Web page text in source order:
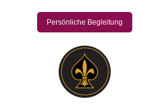
Persönliche Begleitung